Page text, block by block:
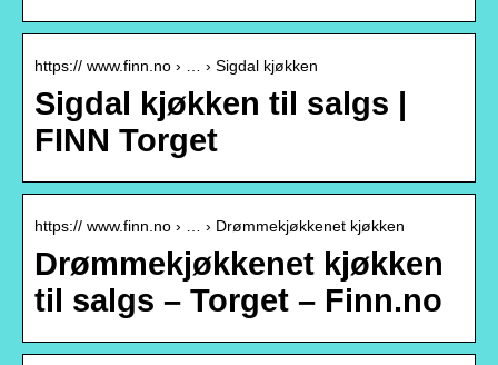
https:// www.finn.no › … › Sigdal kjøkken
Sigdal kjøkken til salgs |
FINN Torget
https:// www.finn.no › … › Drømmekjøkkenet kjøkken
Drømmekjøkkenet kjøkken
til salgs – Torget – Finn.no